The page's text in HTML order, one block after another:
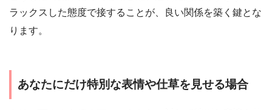
ラックスした態度で接することが、良い関係を築く鍵とな
ります。
あなたにだけ特別な表情や仕草を見せる場合